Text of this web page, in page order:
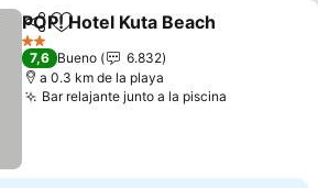
CompartirAgregar a favoritos
POP! Hotel Kuta Beach
2 Estrellas
7,6 Bueno
6.832
a 0.3 km de la playa
Bar relajante junto a la piscina